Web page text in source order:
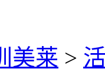
美莱 >